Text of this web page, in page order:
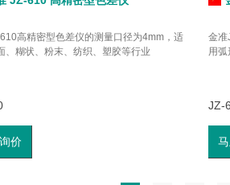
高精密型色差仪的测量口径为4mm，适
、糊状、粉末、纺织、塑胶等行业
价
金准
用
JZ-